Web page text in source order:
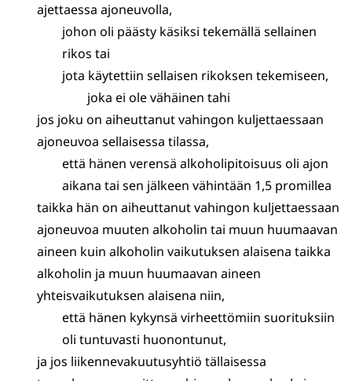
ajettaessa ajoneuvolla,
johon oli päästy käsiksi tekemällä sellainen
rikos tai
jota käytettiin sellaisen rikoksen tekemiseen,
joka ei ole vähäinen tahi
jos joku on aiheuttanut vahingon kuljettaessaan
ajoneuvoa sellaisessa tilassa,
että hänen verensä alkoholipitoisuus oli ajon
aikana tai sen jälkeen vähintään 1,5 promillea
taikka hän on aiheuttanut vahingon kuljettaessaan
ajoneuvoa muuten alkoholin tai muun huumaavan
aineen kuin alkoholin vaikutuksen alaisena taikka
alkoholin ja muun huumaavan aineen
yhteisvaikutuksen alaisena niin,
että hänen kykynsä virheettömiin suorituksiin
oli tuntuvasti huonontunut,
ja jos liikennevakuutusyhtiö tällaisessa